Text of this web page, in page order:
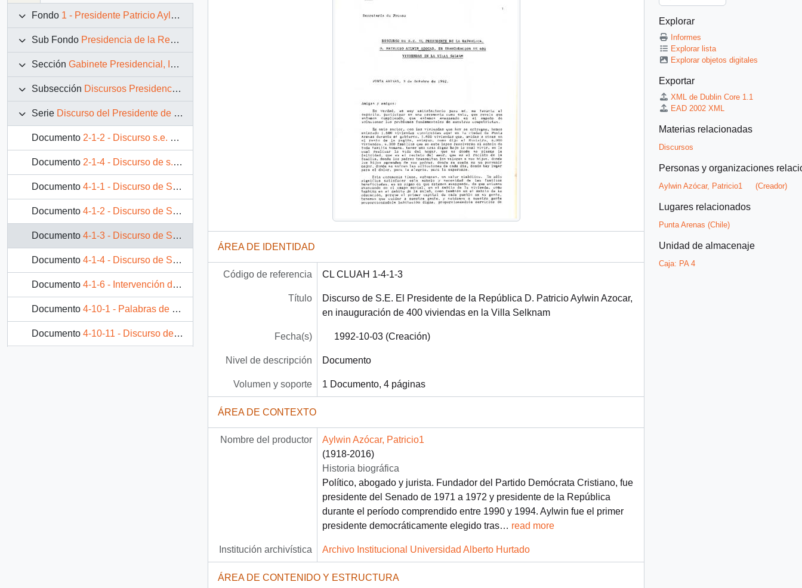
Fondo 1 - Presidente Patricio Aylwin Azócar (1990-1994)
Sub Fondo Presidencia de la República (11 marzo 1990 – 11 marzo 1994)
Sección Gabinete Presidencial, Instituciones y Servicios
Subsección Discursos Presidenciales
Serie Discurso del Presidente de la República
Documento 2-1-2 - Discurso s.e. presidente de la república don Patricio Aylwin Azócar en seminario sobre el padre Hurtado
Documento 2-1-4 - Discurso de s.e. el presidente de la república, Patricio Aylwin Azócar, en acto de celebración del segundo aniversario de la elección presidencial
Documento 4-1-1 - Discurso de S.E. El Presidente de la Republica D. Patricio Aylwin Azocar, en Inauguración de la Convención de Magistrados
Documento 4-1-2 - Discurso de S.E. El Presidente de la República D. Patricio Aylwin Azocar, en visita a la Empresa Nacional del Petróleo ENAP
Documento 4-1-3 - Discurso de S.E. El Presidente de la República D. Patricio Aylwin Azocar, en inauguración de 400 viviendas en la Villa Selknam
Documento 4-1-4 - Discurso de S.E. El Presidente de la República D. Patricio Aylwin Azocar, en reunión con jóvenes universitarios de Magallanes
Documento 4-1-6 - Intervención de S.E. El Presidente de la República, D. Patricio Aylwin Azocar, en reunión con dirigentes de partidos de la concertación, jefes de comités de Senadores y Diputados
Documento 4-10-1 - Palabras de S.E. el Presidente de la Republica D. Patricio Aylwin Azocar, en inauguración de la Primera Agencia Informatizada de Correos de Chile
Documento 4-10-11 - Discurso de S.E. Presidente de República, D. Patricio Aylwin Azocar, en encuentro con la comunidad de Curicó
ÁREA DE IDENTIDAD
Código de referencia CL CLUAH 1-4-1-3
Título
Discurso de S.E. El Presidente de la República D. Patricio Aylwin Azocar,
en inauguración de 400 viviendas en la Villa Selknam
Fecha(s) 1992-10-03 (Creación)
Nivel de descripción Documento
Volumen y soporte 1 Documento, 4 páginas
ÁREA DE CONTEXTO
Nombre del productor
Aylwin Azócar, Patricio1
(1918-2016)
Historia biográfica
Político, abogado y jurista. Fundador del Partido Demócrata Cristiano, fue
presidente del Senado de 1971 a 1972 y presidente de la República
durante el período comprendido entre 1990 y 1994. Aylwin fue el primer
presidente democráticamente elegido tras… read more
Institución archivística Archivo Institucional Universidad Alberto Hurtado
ÁREA DE CONTENIDO Y ESTRUCTURA
Explorar
Informes
Explorar lista
Explorar objetos digitales
Exportar
XML de Dublin Core 1.1
EAD 2002 XML
Materias relacionadas
Discursos
Personas y organizaciones
Aylwin Azócar, Patricio1 (Creador)
Lugares relacionados
Punta Arenas (Chile)
Unidad de almacenaje
Caja: PA 4